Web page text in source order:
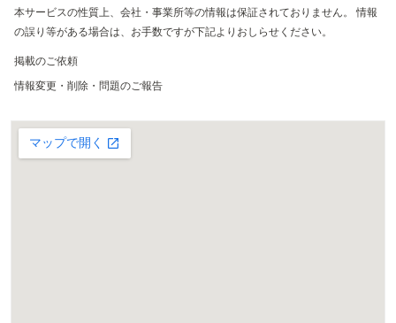
本サービスの性質上、会社・事業所等の情報は保証されておりません。 情報
の誤り等がある場合は、お手数ですが下記よりおしらせください。
掲載のご依頼
情報変更・削除・問題のご報告